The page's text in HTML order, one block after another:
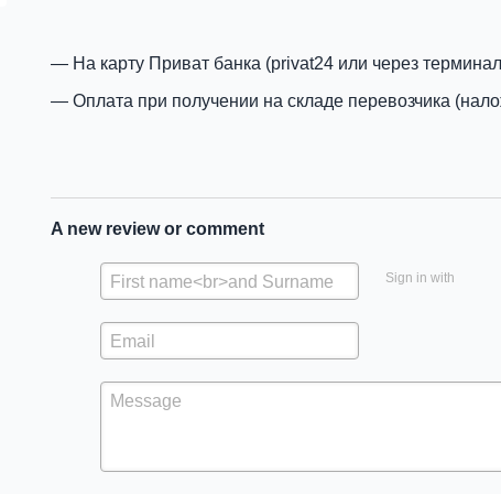
На карту Приват банка (privat24 или через
Оплата при получении на складе перевозчика
A new review or comment
Sign in with